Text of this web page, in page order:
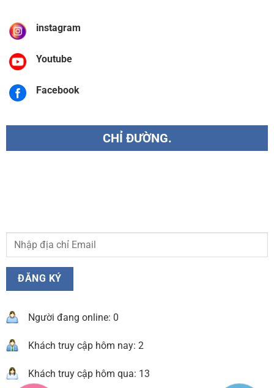
instagram
Youtube
Facebook
CHỈ ĐƯỜNG.
Người đang online: 0
Khách truy cập hôm nay: 2
Khách truy cập hôm qua: 13